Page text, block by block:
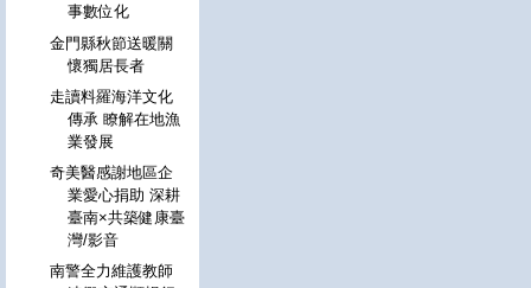
事數位化
金門縣秋節送暖關
懷獨居長者
走讀料羅海洋文化
傳承 瞭解在地漁
業發展
奇美醫感謝地區企
業愛心捐助 深耕
臺南×共築健康臺
灣/影音
南警全力維護教師